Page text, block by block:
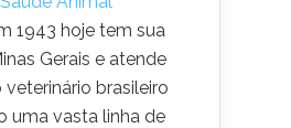
1943 hoje tem sua
Gerais e atende
brasileiro
uma vasta linha de